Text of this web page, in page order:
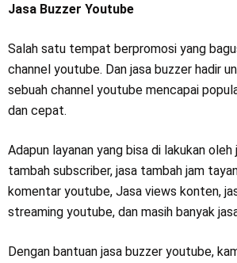
Jasa Buzzer Youtube
Salah satu tempat berpromosi yang
channel youtube. Dan jasa buzzer hadir
sebuah channel youtube mencapai
dan cepat.
Adapun layanan yang bisa di lakukan oleh
tambah subscriber, jasa tambah jam
komentar youtube, Jasa views konten,
streaming youtube, dan masih banyak
Dengan bantuan jasa buzzer youtube,